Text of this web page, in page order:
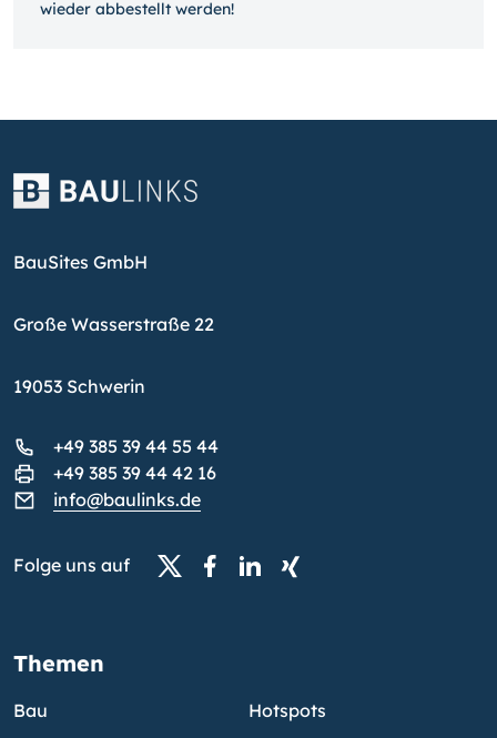
wieder ab­bestellt werden!
BauSites GmbH
Große Wasserstraße 22
19053 Schwerin
+49 385 39 44 55 44
+49 385 39 44 42 16
info@baulinks.de
Folge uns auf
Themen
Bau
Hotspots